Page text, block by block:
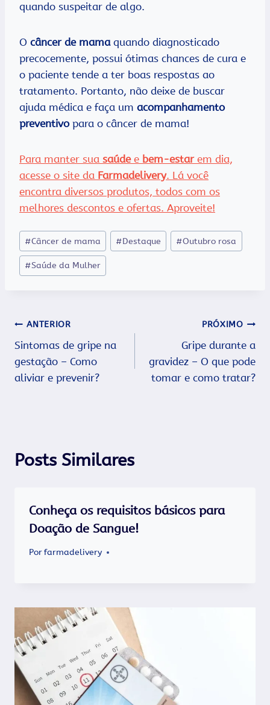
quando suspeitar de algo.
O câncer de mamaquando diagnosticado
precocemente, possui ótimas chances de cura e
o paciente tende a ter boas respostas ao
tratamento. Portanto, não deixe de buscar
ajuda médica e faça um acompanhamento
preventivopara o câncer de mama!
Para manter sua saúde e bem-estar em dia,
acesse o site da Farmadelivery. Lá você
encontra diversos produtos, todos com os
melhores descontos e ofertas. Aproveite!
Tags
do
Post:
#Câncer de mama #Destaque #Outubro rosa
#Saúde da Mulher
Navegação
de
Post
ANTERIOR
Sintomas de gripe na
gestação – Como
aliviar e prevenir?
PRÓXIMO
Gripe durante a
gravidez – O que pode
tomar e como tratar?
Posts Similares
Conheça os requisitos básicos para
Doação de Sangue!
Porfarmadelivery